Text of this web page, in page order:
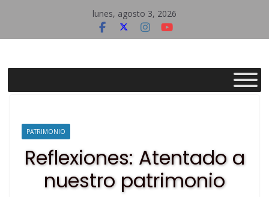
contenido
lunes, agosto 3, 2026
Asociación
Raíz
del
PATRIMONIO
Reflexiones: Atentado a
nuestro patrimonio